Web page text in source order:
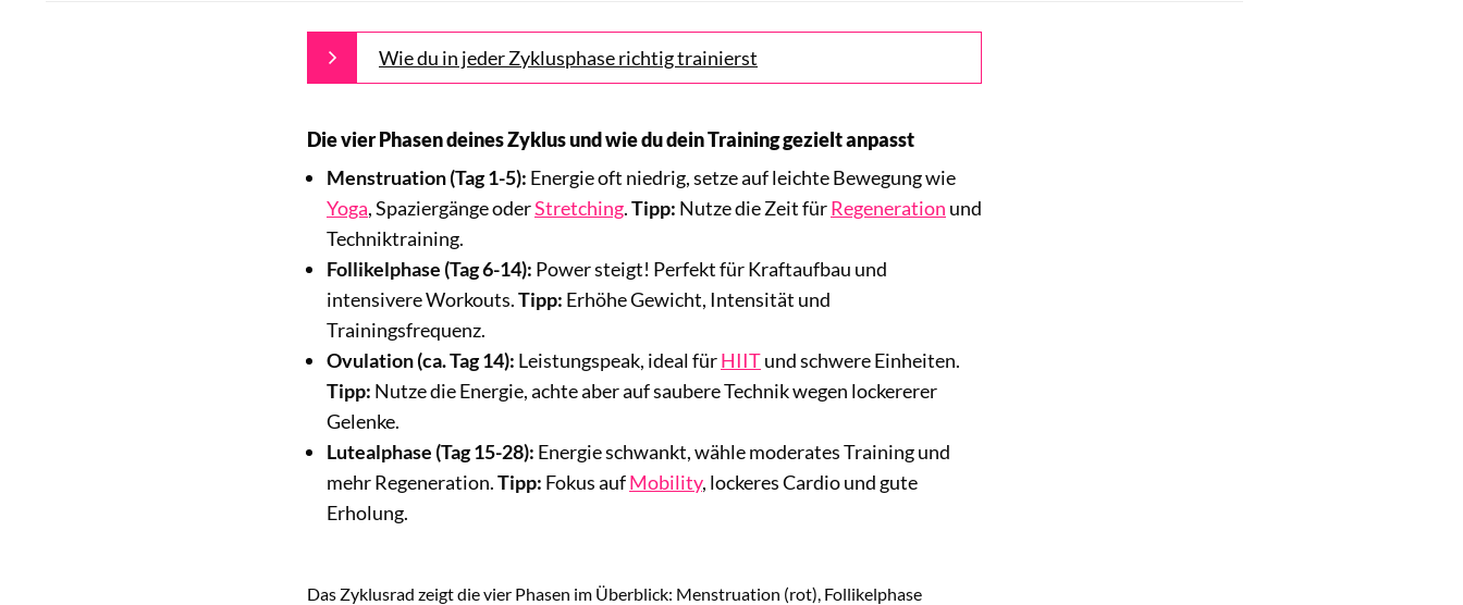
Wie du in jeder Zyklusphase richtig trainierst
Die vier Phasen deines Zyklus und wie du dein Training gezielt anpasst
Menstruation (Tag 1-5): Energie oft niedrig, setze auf leichte Bewegung wie
Yoga, Spaziergänge oderStretching.Tipp: Nutze die Zeit fürRegeneration und
Techniktraining.
Follikelphase (Tag 6-14): Power steigt! Perfekt für Kraftaufbau und
intensivere Workouts.Tipp: Erhöhe Gewicht, Intensität und
Trainingsfrequenz.
Ovulation (ca. Tag 14): Leistungspeak, ideal fürHIITund schwere Einheiten.
Tipp: Nutze die Energie, achte aber auf saubere Technik wegen lockererer
Gelenke.
Lutealphase (Tag 15-28): Energie schwankt, wähle moderates Training und
mehr Regeneration.Tipp: Fokus aufMobility, lockeres Cardio und gute
Erholung.
Das Zyklusrad zeigt die vier Phasen im Überblick: Menstruation (rot), Follikelphase